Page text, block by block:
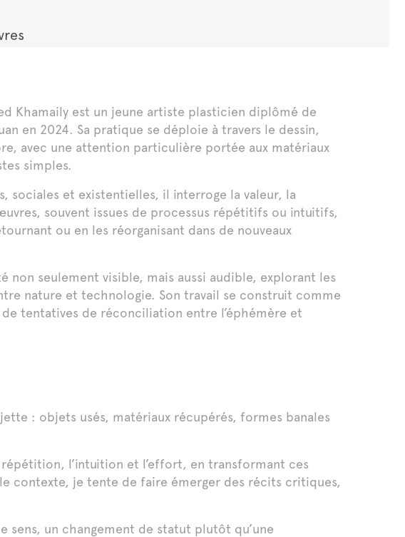
Khamaily est un jeune artiste plasticien diplômé de
en 2024. Sa pratique se déploie à travers le dessin,
avec une attention particulière portée aux matériaux
simples.
sociales et existentielles, il interroge la valeur, la
souvent issues de processus répétitifs ou intuitifs,
ou en les réorganisant dans de nouveaux
non seulement visible, mais aussi audible, explorant les
nature et technologie. Son travail se construit comme
de tentatives de réconciliation entre l’éphémère et
: objets usés, matériaux récupérés, formes banales
répétition, l’intuition et l’effort, en transformant ces
contexte, je tente de faire émerger des récits critiques,
sens, un changement de statut plutôt qu’une